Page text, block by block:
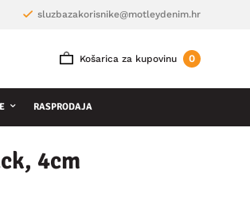
sluzbazakorisnike@motleydenim.hr
Košarica za kupovinu 0
RASPRODAJA
4cm